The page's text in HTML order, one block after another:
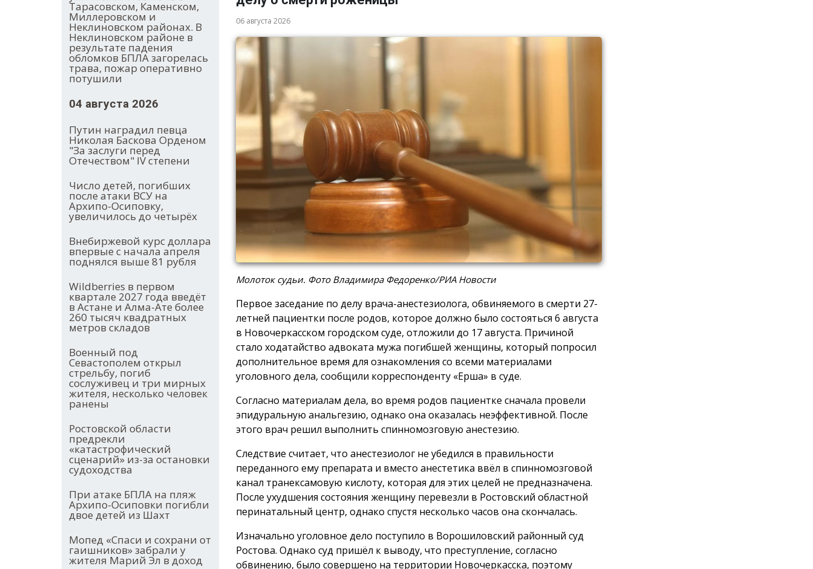
Тарасовском, Каменском,
Миллеровском и
Неклиновском районах. В
Неклиновском районе в
результате падения
обломков БПЛА загорелась
трава, пожар оперативно
потушили
04 августа 2026
Путин наградил певца
Николая Баскова Орденом
"За заслуги перед
Отечеством" IV степени
Число детей, погибших
после атаки ВСУ на
Архипо-Осиповку,
увеличилось до четырёх
Внебиржевой курс доллара
впервые с начала апреля
поднялся выше 81 рубля
Wildberries в первом
квартале 2027 года введёт
в Астане и Алма-Ате более
260 тысяч квадратных
метров складов
Военный под
Севастополем открыл
стрельбу, погиб
сослуживец и три мирных
жителя, несколько человек
ранены
Ростовской области
предрекли
«катастрофический
сценарий» из-за остановки
судоходства
При атаке БПЛА на пляж
Архипо-Осиповки погибли
двое детей из Шахт
Мопед «Спаси и сохрани от
гаишников» забрали у
жителя Марий Эл в доход
06 августа 2026
Молоток судьи. Фото Владимира Федоренко/РИА Новости
Первое заседание по делу врача-анестезиолога, обвиняемого в смерти 27-
летней пациентки после родов, которое должно было состояться 6 августа
в Новочеркасском городском суде, отложили до 17 августа. Причиной
стало ходатайство адвоката мужа погибшей женщины, который попросил
дополнительное время для ознакомления со всеми материалами
уголовного дела, сообщили корреспонденту «Ерша» в суде.
Согласно материалам дела, во время родов пациентке сначала провели
эпидуральную анальгезию, однако она оказалась неэффективной. После
этого врач решил выполнить спинномозговую анестезию.
Следствие считает, что анестезиолог не убедился в правильности
переданного ему препарата и вместо анестетика ввёл в спинномозговой
канал транексамовую кислоту, которая для этих целей не предназначена.
После ухудшения состояния женщину перевезли в Ростовский областной
перинатальный центр, однако спустя несколько часов она скончалась.
Изначально уголовное дело поступило в Ворошиловский районный суд
Ростова. Однако суд пришёл к выводу, что преступление, согласно
обвинению, было совершено на территории Новочеркасска, поэтому